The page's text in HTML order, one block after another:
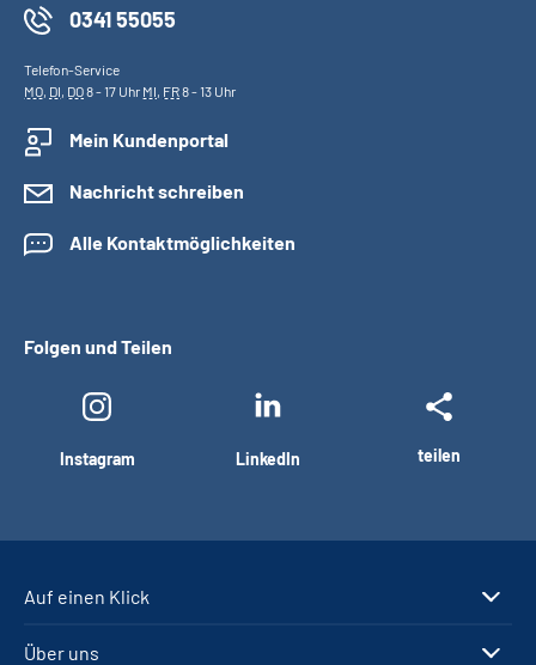
0341 55055
Telefon-Service
MO, DI, DO8 - 17 Uhr MI, FR8 - 13 Uhr
Mein Kundenportal
Nachricht schreiben
Alle Kontaktmöglichkeiten
Folgen und Teilen
Instagram LinkedIn teilen
Auf einen Klick
Über uns